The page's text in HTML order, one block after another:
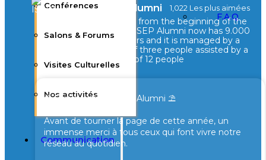
Conférences
Salons & Forums
Visites Culturelles
Nos activités
Communication
F.A.Q
ISEPAlumni 1,022 Les plus aimées
Created from the beginning of the
school, ISEP Alumni now has 9.000
members and it is managed by a
board of three people assisted by a
council of 12 people
⛱️ Pause estivale Isep Alumni ⛱️
Avant de tourner la page de cette année, un
immense merci à tous ceux qui font vivre notre
réseau au quotidien.